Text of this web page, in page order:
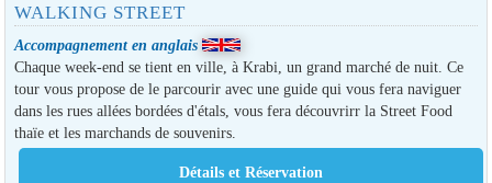
WALKING STREET
Accompagnement en anglais
Chaque week-end se tient en ville, à Krabi, un grand marché de nuit. Ce
tour vous propose de le parcourir avec une guide qui vous fera naviguer
dans les rues allées bordées d'étals, vous fera découvrirr la Street Food
thaïe et les marchands de souvenirs.